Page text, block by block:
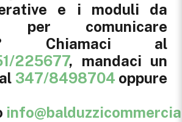
e i moduli da
per comunicare
Chiamaci al
225677, mandaci un
347/8498704 oppure